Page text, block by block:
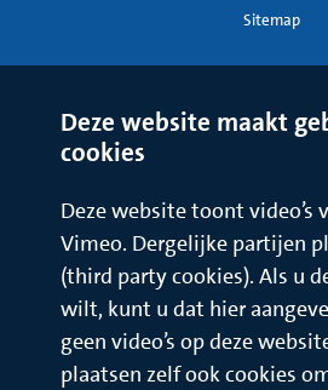
Sitemap
Deze website maakt
cookies
Deze website toont video’s
Vimeo. Dergelijke partijen
(third party cookies). Als u
wilt, kunt u dat hier
geen video’s op deze
plaatsen zelf ook cookies